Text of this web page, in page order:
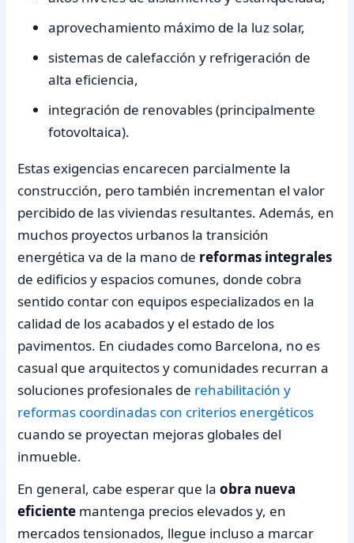
aprovechamiento máximo de la luz solar,
sistemas de calefacción y refrigeración de
alta eficiencia,
integración de renovables (principalmente
fotovoltaica).
Estas exigencias encarecen parcialmente la
construcción, pero también incrementan el valor
percibido de las viviendas resultantes. Además, en
muchos proyectos urbanos la transición
energética va de la mano de reformas integrales
de edificios y espacios comunes, donde cobra
sentido contar con equipos especializados en la
calidad de los acabados y el estado de los
pavimentos. En ciudades como Barcelona, no es
casual que arquitectos y comunidades recurran a
soluciones profesionales de rehabilitación y
reformas coordinadas con criterios energéticos
cuando se proyectan mejoras globales del
inmueble.
En general, cabe esperar que laobra nueva
eficiente mantenga precios elevados y, en
mercados tensionados, llegue incluso a marcar